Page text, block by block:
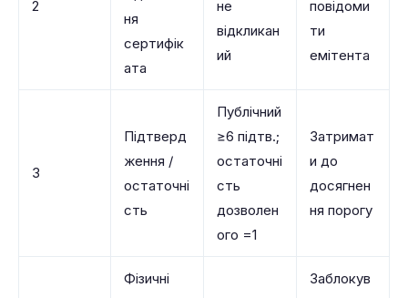
2
ня
сертифік
ата
не
відкликан
ий
повідоми
ти
емітента
3
Підтверд
ження /
остаточні
сть
Публічний
≥6 підтв.;
остаточні
сть
дозволен
ого =1
Затримат
и до
досягнен
ня порогу
Фізичні
Заблокув